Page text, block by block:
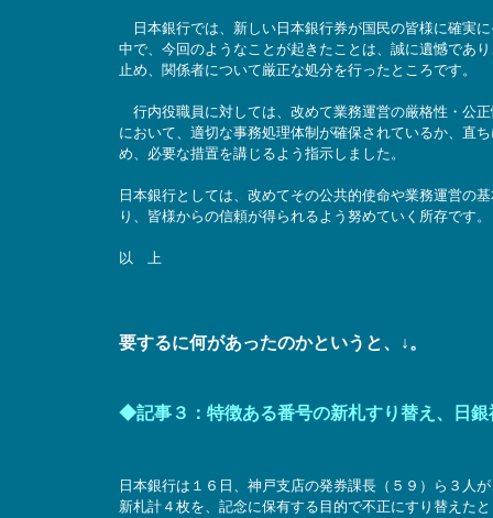
日本銀行では、新しい日本銀行券が国民の皆様に確実
中で、今回のようなことが起きたことは、誠に遺憾であ
止め、関係者について厳正な処分を行ったところです。
行内役職員に対しては、改めて業務運営の厳格性・公
において、適切な事務処理体制が確保されているか、直
め、必要な措置を講じるよう指示しました。
日本銀行としては、改めてその公共的使命や業務運営の
り、皆様からの信頼が得られるよう努めていく所存です。
以 上
要するに何があったのかというと、↓。
◆記事３：特徴ある番号の新札すり替え、日銀
日本銀行は１６日、神戸支店の発券課長（５９）ら３人
新札計４枚を、記念に保有する目的で不正にすり替えた